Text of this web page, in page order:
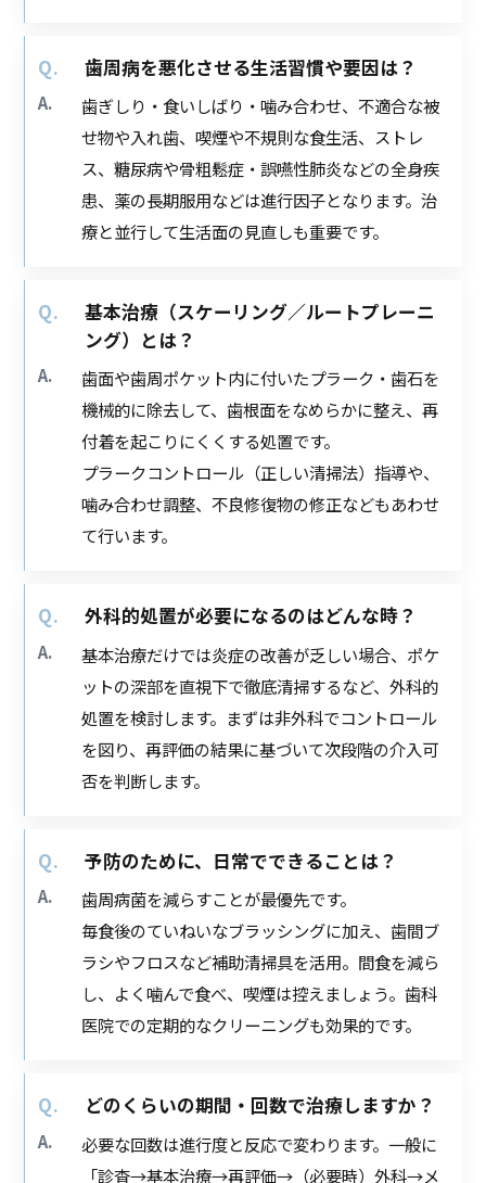
歯周病を悪化させる生活習慣や要因は？
歯ぎしり・食いしばり・噛み合わせ、不適合な被
せ物や入れ歯、喫煙や不規則な食生活、ストレ
ス、糖尿病や骨粗鬆症・誤嚥性肺炎などの全身疾
患、薬の長期服用などは進行因子となります。治
療と並行して生活面の見直しも重要です。
基本治療（スケーリング／ルートプレーニ
ング）とは？
歯面や歯周ポケット内に付いたプラーク・歯石を
機械的に除去して、歯根面をなめらかに整え、再
付着を起こりにくくする処置です。
プラークコントロール（正しい清掃法）指導や、
噛み合わせ調整、不良修復物の修正などもあわせ
て行います。
外科的処置が必要になるのはどんな時？
基本治療だけでは炎症の改善が乏しい場合、ポケ
ットの深部を直視下で徹底清掃するなど、外科的
処置を検討します。まずは非外科でコントロール
を図り、再評価の結果に基づいて次段階の介入可
否を判断します。
予防のために、日常でできることは？
歯周病菌を減らすことが最優先です。
毎食後のていねいなブラッシングに加え、歯間ブ
ラシやフロスなど補助清掃具を活用。間食を減ら
し、よく噛んで食べ、喫煙は控えましょう。歯科
医院での定期的なクリーニングも効果的です。
どのくらいの期間・回数で治療しますか？
必要な回数は進行度と反応で変わります。一般に
「診査→基本治療→再評価→（必要時）外科→メ